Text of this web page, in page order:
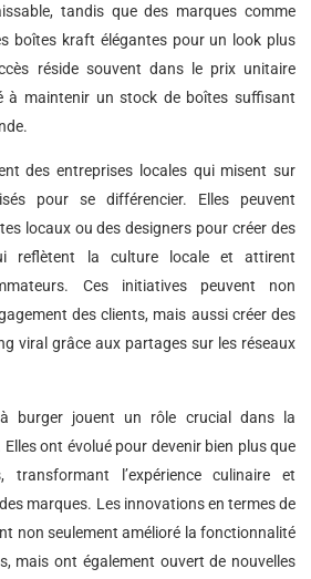
tandis que des marques comme
boîtes kraft élégantes pour un look plus
réside souvent dans le prix unitaire
à maintenir un stock de boîtes suffisant
des entreprises locales qui misent sur
pour se différencier. Elles peuvent
locaux ou des designers pour créer des
reflètent la culture locale et attirent
Ces initiatives peuvent non
des clients, mais aussi créer des
viral grâce aux partages sur les réseaux
burger jouent un rôle crucial dans la
ont évolué pour devenir bien plus que
transformant l’expérience culinaire et
marques. Les innovations en termes de
non seulement amélioré la fonctionnalité
mais ont également ouvert de nouvelles